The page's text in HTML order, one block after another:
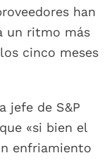
han
un ritmo más
cinco meses
jefe de S&P
«si bien el
enfriamiento